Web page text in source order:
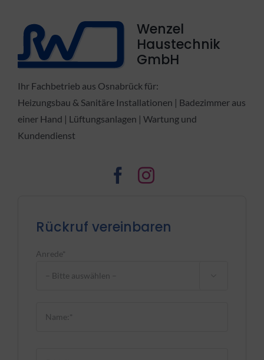
Wenzel
Haustechnik
GmbH
Ihr Fachbetrieb aus Osnabrück für:
Heizungsbau & Sanitäre Installationen | Badezimmer aus
einer Hand | Lüftungsanlagen | Wartung und
Kundendienst
Rückruf vereinbaren
Anrede*